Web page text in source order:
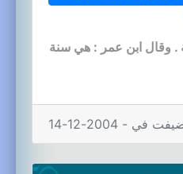
. وقال ابن عمر : هي سنة
في - 2004-12-14